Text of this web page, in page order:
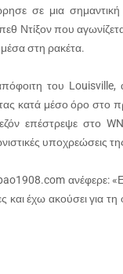
σε μια σημαντική
Ντίξον που
στη ρακέτα.
του
κατά μέσο όρο
επέστρεψε στο
υποχρεώσεις
ανέφερε:
και έχω ακούσει για